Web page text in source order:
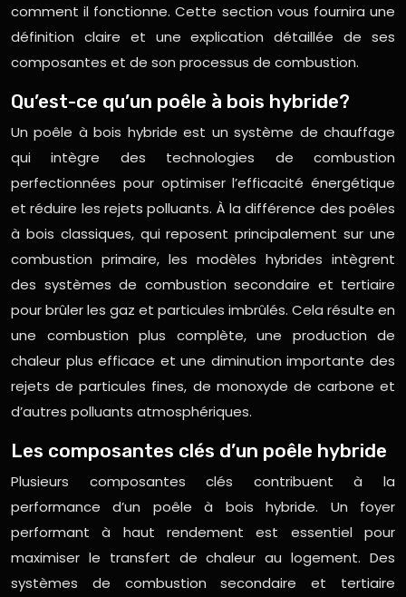
comment il fonctionne. Cette section vous fournira une
définition claire et une explication détaillée de ses
composantes et de son processus de combustion.
Qu’est-ce qu’un poêle à bois hybride?
Un poêle à bois hybride est un système de chauffage
qui intègre des technologies de combustion
perfectionnées pour optimiser l’efficacité énergétique
et réduire les rejets polluants. À la différence des poêles
à bois classiques, qui reposent principalement sur une
combustion primaire, les modèles hybrides intègrent
des systèmes de combustion secondaire et tertiaire
pour brûler les gaz et particules imbrûlés. Cela résulte en
une combustion plus complète, une production de
chaleur plus efficace et une diminution importante des
rejets de particules fines, de monoxyde de carbone et
d’autres polluants atmosphériques.
Les composantes clés d’un poêle hybride
Plusieurs composantes clés contribuent à la
performance d’un poêle à bois hybride. Un foyer
performant à haut rendement est essentiel pour
maximiser le transfert de chaleur au logement. Des
systèmes de combustion secondaire et tertiaire